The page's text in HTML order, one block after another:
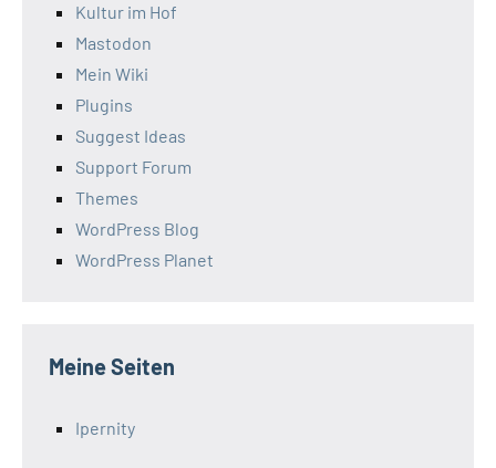
Kultur im Hof
Mastodon
Mein Wiki
Plugins
Suggest Ideas
Support Forum
Themes
WordPress Blog
WordPress Planet
Meine Seiten
Ipernity